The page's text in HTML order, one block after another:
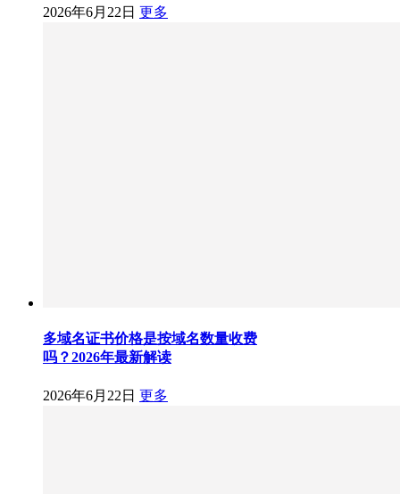
2026年6月22日 更多
多域名证书价格是按域名数量收费
吗？2026年最新解读
2026年6月22日 更多